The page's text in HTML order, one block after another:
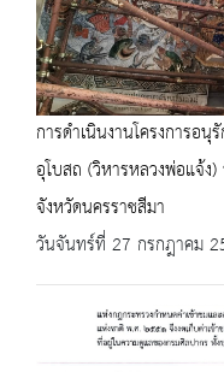
การดำเนินงานโครงการอ
อุโบสถ (วิหารหลวงพ่อแจ้ง)
จังหวัดนครราชสีมา
วันจันทร์ที่ 27 กรกฎาคม